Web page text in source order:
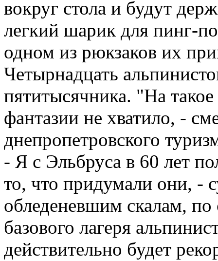
вокруг стола и будут
легкий шарик для пинг-
одном из рюкзаков их
Четырнадцать
пятитысячника. "На
фантазии не хватило, -
днепропетровского
- Я с Эльбруса в 60 лет
то, что придумали они, -
обледеневшим скалам,
базового лагеря
действительно будет